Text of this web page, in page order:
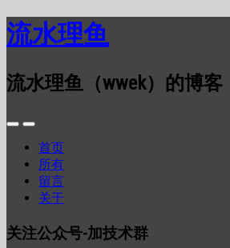
流水理鱼
流水理鱼（wwek）的博客
首页
所有
留言
关于
关注公众号-加技术群